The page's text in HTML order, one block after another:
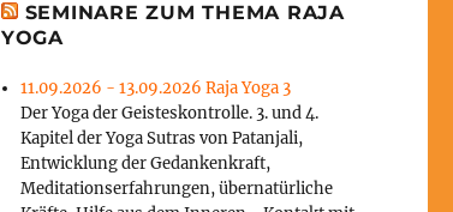
SEMINARE ZUM THEMA RAJA
YOGA
11.09.2026 - 13.09.2026 Raja Yoga 3
Der Yoga der Geisteskontrolle. 3. und 4.
Kapitel der Yoga Sutras von Patanjali,
Entwicklung der Gedankenkraft,
Meditationserfahrungen, übernatürliche